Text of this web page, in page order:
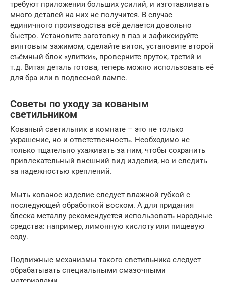
требуют приложения больших усилий, и изготавливать
много деталей на них не получится. В случае
единичного производства всё делается довольно
быстро. Установите заготовку в паз и зафиксируйте
винтовым зажимом, сделайте виток, установите второй
съёмный блок «улитки», проверните пруток, третий и
т.д. Витая деталь готова, теперь можно использовать её
для бра или в подвесной лампе.
Советы по уходу за кованым
светильником
Кованый светильник в комнате – это не только
украшение, но и ответственность. Необходимо не
только тщательно ухаживать за ним, чтобы сохранить
привлекательный внешний вид изделия, но и следить
за надежностью креплений.
Мыть кованое изделие следует влажной губкой с
последующей обработкой воском. А для придания
блеска металлу рекомендуется использовать народные
средства: например, лимонную кислоту или пищевую
соду.
Подвижные механизмы такого светильника следует
обрабатывать специальными смазочными